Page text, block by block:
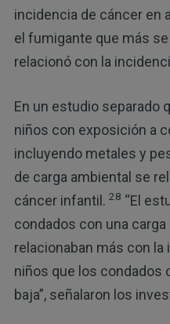
incidencia de cáncer en
el fumigante que más
relacionó con la
En un estudio separado
niños con exposición a
incluyendo metales y
de carga ambiental se
cáncer infantil. 28 “El
condados con una
relacionaban más con
niños que los condados
baja”, señalaron los